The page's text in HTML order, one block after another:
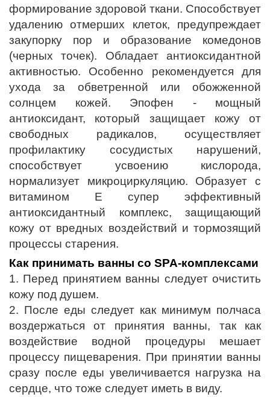
формирование здоровой ткани. Способствует
удалению отмерших клеток, предупреждает
закупорку пор и образование комедонов
(черных точек). Обладает антиоксидантной
активностью. Особенно рекомендуется для
ухода за обветренной или обожженной
солнцем кожей. Эпофен - мощный
антиоксидант, который защищает кожу от
свободных радикалов, осуществляет
профилактику сосудистых нарушений,
способствует усвоению кислорода,
нормализует микроциркуляцию. Образует с
витамином Е супер эффективный
антиоксидантный комплекс, защищающий
кожу от вредных воздействий и тормозящий
процессы старения.
Как принимать ванны со SPA-комплексами
1. Перед принятием ванны следует очистить
кожу под душем.
2. После еды следует как минимум полчаса
воздержаться от принятия ванны, так как
воздействие водной процедуры мешает
процессу пищеварения. При принятии ванны
сразу после еды увеличивается нагрузка на
сердце, что тоже следует иметь в виду.